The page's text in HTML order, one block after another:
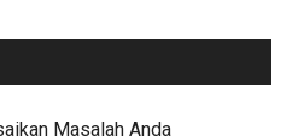
Masalah Anda